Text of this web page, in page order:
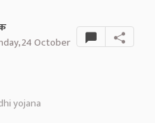
24 October
yojana